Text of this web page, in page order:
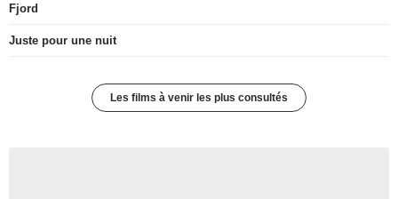
Fjord
Juste pour une nuit
Les films à venir les plus consultés